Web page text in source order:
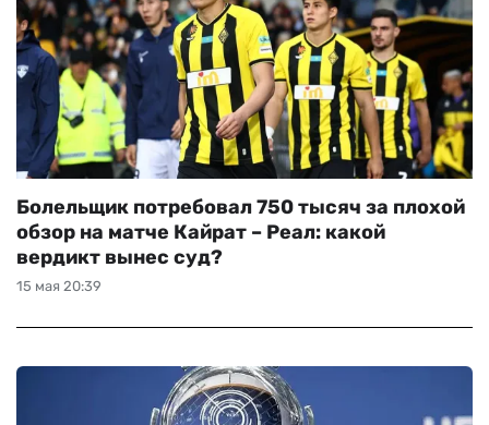
15 мая 20:39
Болельщик потребовал 750 тысяч за плохой
обзор на матче Кайрат – Реал: какой
вердикт вынес суд?